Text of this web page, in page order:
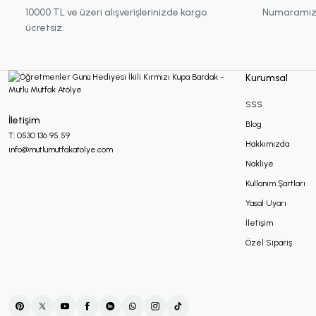
10000 TL ve üzeri alışverişlerinizde kargo
ücretsiz.
Numaramız
İletişim
T: 0530 136 95 59
info@mutlumutfakatolye.com
Kurumsal
SSS
Blog
Hakkımızda
Nakliye
Kullanım Şartları
Yasal Uyarı
İletişim
Özel Sipariş
Makrome Hediyelikler
Mum Hediyelikler
Oda Kokusu Hediyelikleri